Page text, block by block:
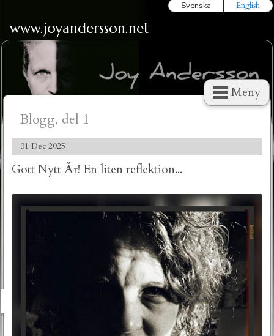
Svenska English
www.joyandersson.net
Meny
Blogg, del 1
31 Dec 2025
Gott Nytt År! En liten reflektion...